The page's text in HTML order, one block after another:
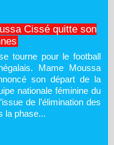
Cissé quitte son
tourne pour le football
Mame Moussa
son départ de la
nationale féminine du
de l’élimination des
la phase...